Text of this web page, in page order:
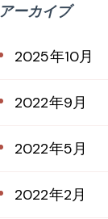
アーカイブ
2025年10月
2022年9月
2022年5月
2022年2月